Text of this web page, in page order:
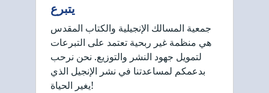
يتبرع
جمعية المسالك الإنجيلية والكتاب المقدس
هي منظمة غير ربحية تعتمد على التبرعات
لتمويل جهود النشر والتوزيع. نحن نرحب
بدعمكم لمساعدتنا في نشر الإنجيل الذي
يغير الحياة!